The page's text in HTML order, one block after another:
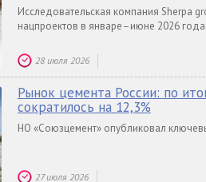
Исследовательская компания Sherpa
нацпроектов в январе–июне 2026
28 июля 2026
Рынок цемента России: по
сократилось на 12,3%
НО «Союзцемент» опубликовал
27 июля 2026